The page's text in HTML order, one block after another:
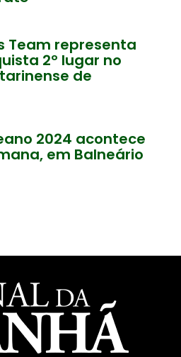
Team representa
2º lugar no
de
2024 acontece
em Balneário